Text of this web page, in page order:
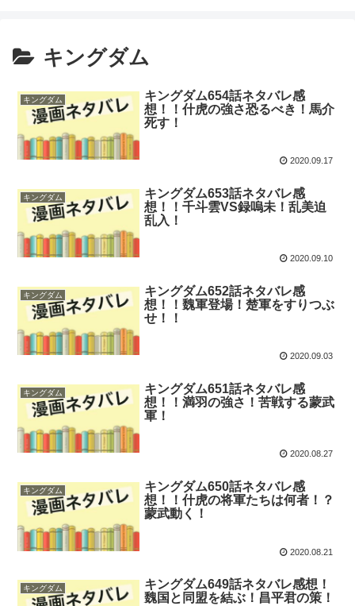
キングダム
キングダム
キングダム654話ネタバレ感
想！！什虎の強さ恐るべき！馬介
死す！
2020.09.17
キングダム
キングダム653話ネタバレ感
想！！千斗雲VS録嗚未！乱美迫
乱入！
2020.09.10
キングダム
キングダム652話ネタバレ感
想！！魏軍登場！楚軍をすりつぶ
せ！！
2020.09.03
キングダム
キングダム651話ネタバレ感
想！！満羽の強さ！苦戦する蒙武
軍！
2020.08.27
キングダム
キングダム650話ネタバレ感
想！！什虎の将軍たちは何者！？
蒙武動く！
2020.08.21
キングダム
キングダム649話ネタバレ感想！
魏国と同盟を結ぶ！昌平君の策！